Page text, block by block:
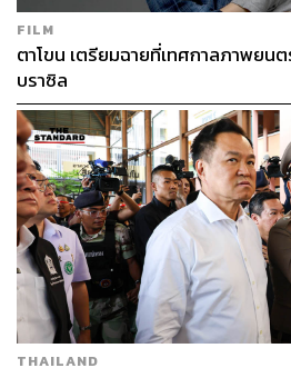
FILM
ตาโขน เตรียมฉายที่เทศกาลภาพยน
บราซิล
THAILAND